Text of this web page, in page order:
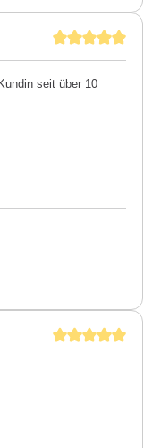
seit über 10